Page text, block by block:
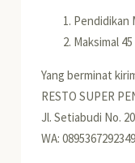
Pendidikan
Maksimal
Yang berminat
RESTO SUPER
Jl. Setiabudi No.
WA: 0895367292349